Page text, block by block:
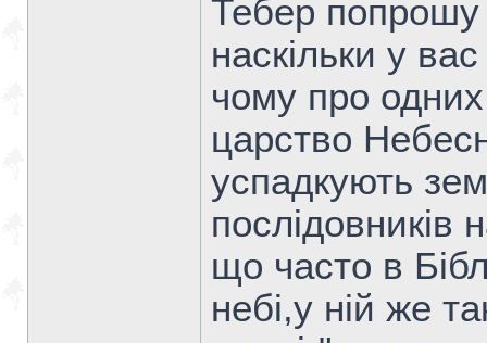
Тебер попрошу
наскільки у
чому про
царство
успадкують
послідовників
що часто в
небі,у ній же